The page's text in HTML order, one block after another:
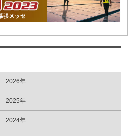
2026年
2025年
2024年